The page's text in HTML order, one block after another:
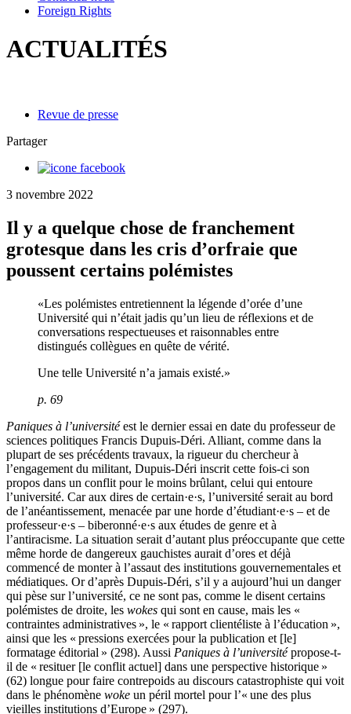
Foreign Rights
ACTUALITÉS
Revue de presse
Partager
3 novembre 2022
Il y a quelque chose de franchement
grotesque dans les cris d’orfraie que
poussent certains polémistes
«Les polémistes entretiennent la légende d’orée d’une
Université qui n’était jadis qu’un lieu de réflexions et de
conversations respectueuses et raisonnables entre
distingués collègues en quête de vérité.
Une telle Université n’a jamais existé.»
p. 69
Paniques à l’universitéest le dernier essai en date du professeur de
sciences politiques Francis Dupuis-Déri. Alliant, comme dans la
plupart de ses précédents travaux, la rigueur du chercheur à
l’engagement du militant, Dupuis-Déri inscrit cette fois-ci son
propos dans un conflit pour le moins brûlant, celui qui entoure
l’université. Car aux dires de certain·e·s, l’université serait au bord
de l’anéantissement, menacée par une horde d’étudiant·e·s – et de
professeur·e·s – biberonné·e·s aux études de genre et à
l’antiracisme. La situation serait d’autant plus préoccupante que cette
même horde de dangereux gauchistes aurait d’ores et déjà
commencé de monter à l’assaut des institutions gouvernementales et
médiatiques. Or d’après Dupuis-Déri, s’il y a aujourd’hui un danger
qui pèse sur l’université, ce ne sont pas, comme le disent certains
polémistes de droite, les wokes qui sont en cause, mais les «
contraintes administratives », le « rapport clientéliste à l’éducation »,
ainsi que les « pressions exercées pour la publication et [le]
formatage éditorial » (298). Aussi Paniques à l’universitépropose-t-
il de « resituer [le conflit actuel] dans une perspective historique »
(62) longue pour faire contrepoids au discours catastrophiste qui voit
dans le phénomène woke un péril mortel pour l’« une des plus
vieilles institutions d’Europe » (297).